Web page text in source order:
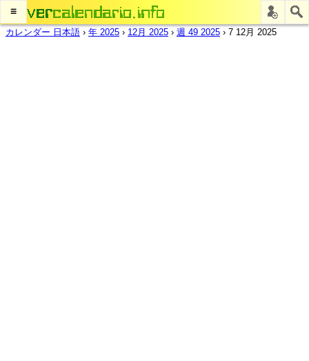
≡
カレンダー 日本語 › 年 2025 › 12月 2025 › 週 49 2025 › 7 12月 2025